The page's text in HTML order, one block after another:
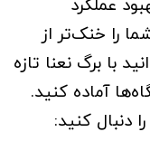
را خنک‌تر از
با برگ نعنا تازه
آماده کنید.
دنبال کنید: